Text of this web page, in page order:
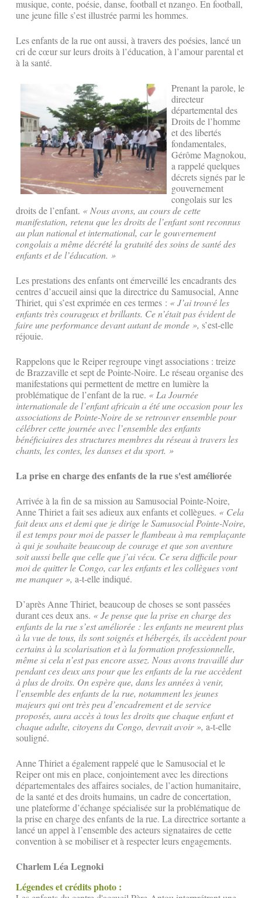
musique, conte, poésie, danse, football et nzango. En football,
une jeune fille s’est illustrée parmi les hommes.
Les enfants de la rue ont aussi, à travers des poésies, lancé un
cri de cœur sur leurs droits à l’éducation, à l’amour parental et
à la santé.
Prenant la parole, le
directeur
départemental des
Droits de l’homme
et des libertés
fondamentales,
Gérôme Magnokou,
a rappelé quelques
décrets signés par le
gouvernement
congolais sur les
droits de l’enfant. « Nous avons, au cours de cette
manifestation, retenu que les droits de l’enfant sont reconnus
au plan national et international, car le gouvernement
congolais a même décrété la gratuité des soins de santé des
enfants et de l’éducation. »
Les prestations des enfants ont émerveillé les encadrants des
centres d’accueil ainsi que la directrice du Samusocial, Anne
Thiriet, qui s’est exprimée en ces termes : « J’ai trouvé les
enfants très courageux et brillants. Ce n’était pas évident de
faire une performance devant autant de monde », s’est-elle
réjouie.
Rappelons que le Reiper regroupe vingt associations : treize
de Brazzaville et sept de Pointe-Noire. Le réseau organise des
manifestations qui permettent de mettre en lumière la
problématique de l’enfant de la rue. « La Journée
internationale de l’enfant africain a été une occasion pour les
associations de Pointe-Noire de se retrouver ensemble pour
célébrer cette journée avec l’ensemble des enfants
bénéficiaires des structures membres du réseau à travers les
chants, les contes, les danses et du sport. »
La prise en charge des enfants de la rue s'est améliorée
Arrivée à la fin de sa mission au Samusocial Pointe-Noire,
Anne Thiriet a fait ses adieux aux enfants et collègues. « Cela
fait deux ans et demi que je dirige le Samusocial Pointe-Noire,
il est temps pour moi de passer le flambeau à ma remplaçante
à qui je souhaite beaucoup de courage et que son aventure
soit aussi belle que celle que j’ai vécu. Ce sera difficile pour
moi de quitter le Congo, car les enfants et les collègues vont
me manquer », a-t-elle indiqué.
D’après Anne Thiriet, beaucoup de choses se sont passées
durant ces deux ans. « Je pense que la prise en charge des
enfants de la rue s’est améliorée : les enfants ne meurent plus
à la vue de tous, ils sont soignés et hébergés, ils accèdent pour
certains à la scolarisation et à la formation professionnelle,
même si cela n’est pas encore assez. Nous avons travaillé dur
pendant ces deux ans pour que les enfants de la rue accèdent
à plus de droits. On espère que, dans les années à venir,
l’ensemble des enfants de la rue, notamment les jeunes
majeurs qui ont très peu d’encadrement et de service
proposés, aura accès à tous les droits que chaque enfant et
chaque adulte, citoyens du Congo, devrait avoir », a-t-elle
souligné.
Anne Thiriet a également rappelé que le Samusocial et le
Reiper ont mis en place, conjointement avec les directions
départementales des affaires sociales, de l’action humanitaire,
de la santé et des droits humains, un cadre de concertation,
une plateforme d’échange spécialisée sur la problématique de
la prise en charge des enfants de la rue. La directrice sortante a
lancé un appel à l’ensemble des acteurs signataires de cette
convention à se mobiliser et à respecter leurs engagements.
Charlem Léa Legnoki
Légendes et crédits photo :